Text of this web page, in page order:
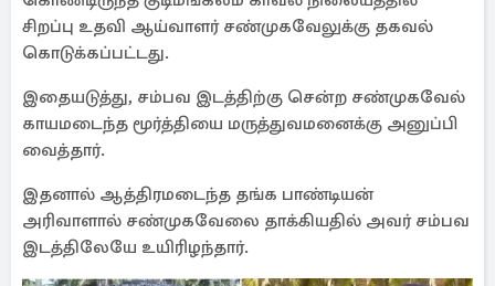
சிறப்பு உதவி ஆய்வாளர் சண்முகவேலுக்கு தகவல்
கொடுக்கப்பட்டது.
இதையடுத்து, சம்பவ இடத்திற்கு சென்ற சண்முகவேல்
காயமடைந்த மூர்த்தியை மருத்துவமனைக்கு அனுப்பி
வைத்தார்.
இதனால் ஆத்திரமடைந்த தங்க பாண்டியன்
அரிவாளால் சண்முகவேலை தாக்கியதில் அவர் சம்பவ
இடத்திலேயே உயிரிழந்தார்.